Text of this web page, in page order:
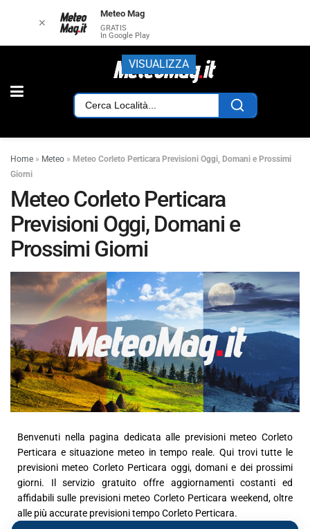
Home » Meteo » Meteo Corleto Perticara Previsioni Oggi, Domani e Prossimi
Giorni
Meteo Corleto Perticara
Previsioni Oggi, Domani e
Prossimi Giorni
Benvenuti nella pagina dedicata alle previsioni meteo Corleto
Perticara e situazione meteo in tempo reale. Qui trovi tutte le
previsioni meteo Corleto Perticara oggi, domani e dei prossimi
giorni. Il servizio gratuito offre aggiornamenti costanti ed
affidabili sulle previsioni meteo Corleto Perticara weekend, oltre
alle più accurate previsioni tempo Corleto Perticara.
✕
Meteo Mag
GRATIS
In Google Play
VISUALIZZA